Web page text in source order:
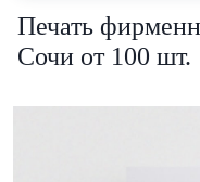
Печать
Сочи от 100 шт.